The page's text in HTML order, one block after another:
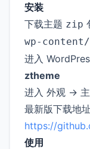
安装
下载主题 zip
wp-
进入
ztheme
进入 外观 → 主
最新版下载地
https://
使用